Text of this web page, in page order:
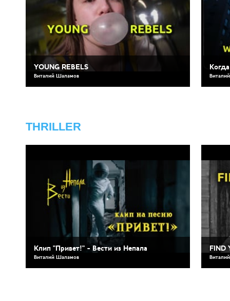
YOUNG REBELS
Виталий Шаламов
THRILLER
Клип "Привет!" - Вести из Непала
Виталий Шаламов
FIND